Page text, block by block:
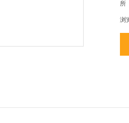
所
浏